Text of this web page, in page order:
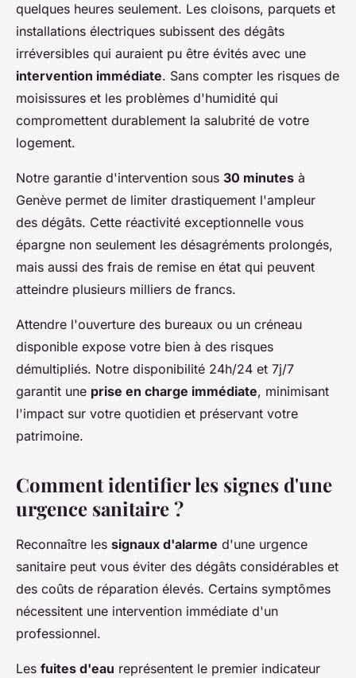
quelques heures seulement. Les cloisons, parquets et
installations électriques subissent des dégâts
irréversibles qui auraient pu être évités avec une
intervention immédiate. Sans compter les risques de
moisissures et les problèmes d'humidité qui
compromettent durablement la salubrité de votre
logement.
Notre garantie d'intervention sous 30 minutes à
Genève permet de limiter drastiquement l'ampleur
des dégâts. Cette réactivité exceptionnelle vous
épargne non seulement les désagréments prolongés,
mais aussi des frais de remise en état qui peuvent
atteindre plusieurs milliers de francs.
Attendre l'ouverture des bureaux ou un créneau
disponible expose votre bien à des risques
démultipliés. Notre disponibilité 24h/24 et 7j/7
garantit une prise en charge immédiate, minimisant
l'impact sur votre quotidien et préservant votre
patrimoine.
Comment identifier les signes d'une
urgence sanitaire ?
Reconnaître les signaux d'alarme d'une urgence
sanitaire peut vous éviter des dégâts considérables et
des coûts de réparation élevés. Certains symptômes
nécessitent une intervention immédiate d'un
professionnel.
Les fuites d'eau représentent le premier indicateur